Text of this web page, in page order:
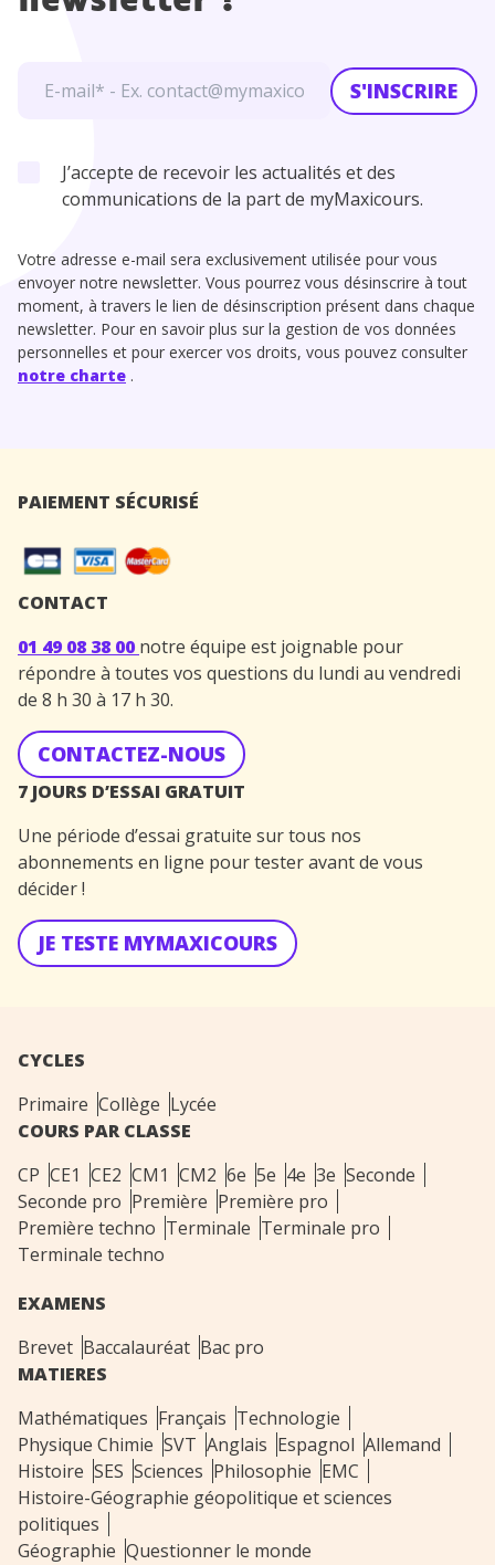
S'INSCRIRE
J’accepte de recevoir les actualités et des
communications de la part de myMaxicours.
Votre adresse e-mail sera exclusivement utilisée pour vous
envoyer notre newsletter. Vous pourrez vous désinscrire à tout
moment, à travers le lien de désinscription présent dans chaque
newsletter. Pour en savoir plus sur la gestion de vos données
personnelles et pour exercer vos droits, vous pouvez consulter
notre charte .
PAIEMENT SÉCURISÉ
CONTACT
01 49 08 38 00 notre équipe est joignable pour
répondre à toutes vos questions du lundi au vendredi
de 8 h 30 à 17 h 30.
CONTACTEZ-NOUS
7 JOURS D’ESSAI GRATUIT
Une période d’essai gratuite sur tous nos
abonnements en ligne pour tester avant de vous
décider !
JE TESTE MYMAXICOURS
CYCLES
Primaire Collège Lycée
COURS PAR CLASSE
CP CE1 CE2 CM1 CM2 6e 5e 4e 3e Seconde
Seconde pro Première Première pro
Première techno Terminale Terminale pro
Terminale techno
EXAMENS
Brevet Baccalauréat Bac pro
MATIERES
Mathématiques Français Technologie
Physique Chimie SVT Anglais Espagnol Allemand
Histoire SES Sciences Philosophie EMC
Histoire-Géographie géopolitique et sciences
politiques
Géographie Questionner le monde